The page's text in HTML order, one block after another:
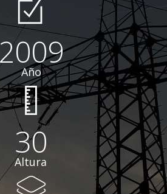
2009
Año
30
Altura